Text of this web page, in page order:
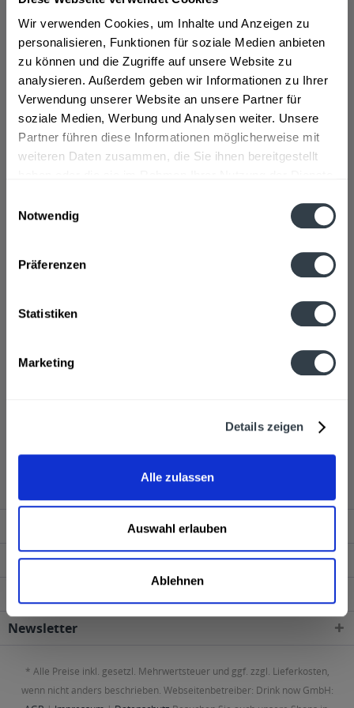
Wir verwenden Cookies, um Inhalte und Anzeigen zu
personalisieren, Funktionen für soziale Medien anbieten
zu können und die Zugriffe auf unsere Website zu
analysieren. Außerdem geben wir Informationen zu Ihrer
Verwendung unserer Website an unsere Partner für
soziale Medien, Werbung und Analysen weiter. Unsere
Partner führen diese Informationen möglicherweise mit
weiteren Daten zusammen, die Sie ihnen bereitgestellt
Notwendig
Präferenzen
Statistiken
Marketing
Details zeigen
Alle zulassen
Auswahl erlauben
Ablehnen
Anwohner verwendet und 1891 wurde die Quelle
freigelegt. Seit 1908 wird Bad Brambacher in Flaschen
versendet und verkauft. Die Produkte von Bad
Brambacher werden in unterschiedlichen Linien und
werden sowohl in Glasflaschen als auch in PET-Flaschen
im Gebinde angeboten. 2014 wurde der neue Slogan ?
Natürlichkeit im Einklang mit der Natur? eingeführt und
ist seitdem die Unternehmensphilosophie Bad
Frucht, Schorlen sowie Vitamingetränke ebenso wie
Getränkelieferservice von getraenkedienst.com und lasst
Shop Service
Newsletter
* Alle Preise inkl. gesetzl. Mehrwertsteuer und ggf. zzgl. Lieferkosten,
wenn nicht anders beschrieben. Webseitenbetreiber: Drink now GmbH: